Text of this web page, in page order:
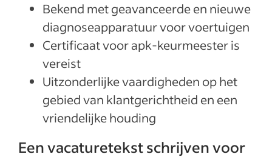
Bekend met geavanceerde en nieuwe
diagnoseapparatuur voor voertuigen
Certificaat voor apk-keurmeester is
vereist
Uitzonderlijke vaardigheden op het
gebied van klantgerichtheid en een
vriendelijke houding
Een vacaturetekst schrijven voor